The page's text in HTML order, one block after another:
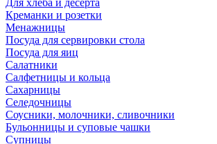
Для хлеба и десерта
Креманки и розетки
Менажницы
Посуда для сервировки стола
Посуда для яиц
Салатники
Салфетницы и кольца
Сахарницы
Селедочницы
Соусники, молочники, сливочники
Бульонницы и суповые чашки
Супницы